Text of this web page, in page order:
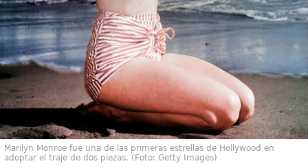
Marilyn Monroe fue una de las primeras estrellas de Hollywood en
adoptar el traje de dos piezas. (Foto: Getty Images)